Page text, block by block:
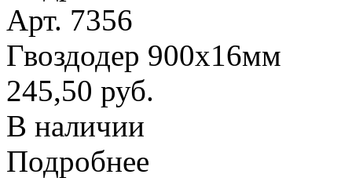
Арт. 7356
Гвоздодер 900х16мм
245,50 руб.
В наличии
Подробнее